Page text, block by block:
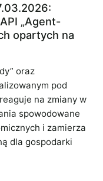
„Agent-
opartych na
oraz
pod
na zmiany w
spowodowane
i zamierza
dla gospodarki